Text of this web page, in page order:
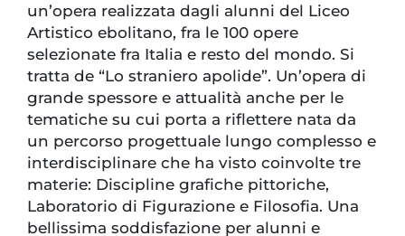
un’opera realizzata dagli alunni del Liceo
Artistico ebolitano, fra le 100 opere
selezionate fra Italia e resto del mondo. Si
tratta de “Lo straniero apolide”. Un’opera di
grande spessore e attualità anche per le
tematiche su cui porta a riflettere nata da
un percorso progettuale lungo complesso e
interdisciplinare che ha visto coinvolte tre
materie: Discipline grafiche pittoriche,
Laboratorio di Figurazione e Filosofia. Una
bellissima soddisfazione per alunni e